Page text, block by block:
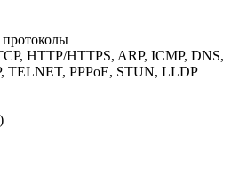
HTTP/HTTPS, ARP, ICMP, DNS,
TELNET, PPPoE, STUN, LLDP